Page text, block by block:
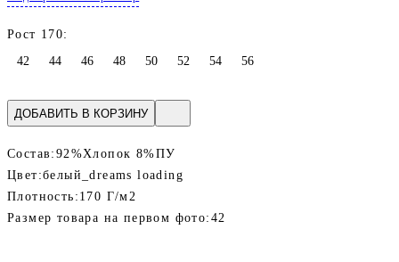
Рост 170:
42
44 46 48 50 52 54 56
ДОБАВИТЬ В КОРЗИНУ
Состав: 92%Хлопок 8%ПУ
Цвет:белый_dreams loading
Плотность: 170 Г/м2
Размер товара на первом фото: 42